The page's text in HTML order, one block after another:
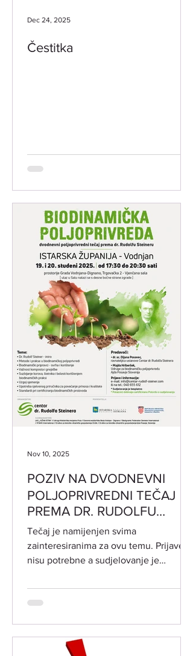
Čestitka
Dec 24, 2025
POZIV NA DVODNEVNI
POLJOPRIVREDNI TEČAJ
PREMA DR. RUDOLFU
STEINERU 19. i 20.11.2025.
od 17:30-20:30
Tečaj je namijenjen svima
zainteresiranima za ovu temu. Prijave
nisu potrebne a sudjelovanje je
Grad Vodnjan-Dignano, Trgovačka 2 -
Vjenčana sala DATUM I VRIJEME
PREDAVAČI: dr.sc . Dijana Posavec,
Nov 10, 2025